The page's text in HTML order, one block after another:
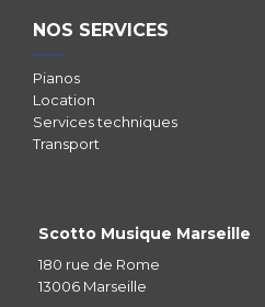
NOS SERVICES
Pianos
Location
Services techniques
Transport
Scotto Musique Marseille
180 rue de Rome
13006 Marseille